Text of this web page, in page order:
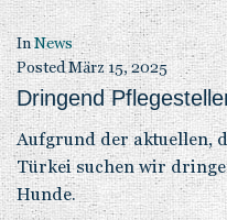
InNews
PostedMärz 15, 2025
Dringend
Aufgrund der aktuellen,
Türkei suchen wir
Hunde.